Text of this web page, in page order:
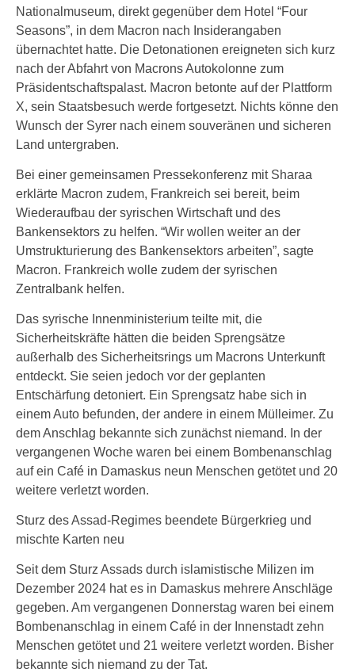
Nationalmuseum, direkt gegenüber dem Hotel “Four
Seasons”, in dem Macron nach Insiderangaben
übernachtet hatte. Die Detonationen ereigneten sich kurz
nach der Abfahrt von Macrons Autokolonne zum
Präsidentschaftspalast. Macron betonte auf der Plattform
X, sein Staatsbesuch werde fortgesetzt. Nichts könne den
Wunsch der Syrer nach einem souveränen und sicheren
Land untergraben.
Bei einer gemeinsamen Pressekonferenz mit Sharaa
erklärte Macron zudem, Frankreich sei bereit, beim
Wiederaufbau der syrischen Wirtschaft und des
Bankensektors zu helfen. “Wir wollen weiter an der
Umstrukturierung des Bankensektors arbeiten”, sagte
Macron. Frankreich wolle zudem der syrischen
Zentralbank helfen.
Das syrische Innenministerium teilte mit, die
Sicherheitskräfte hätten die beiden Sprengsätze
außerhalb des Sicherheitsrings um Macrons Unterkunft
entdeckt. Sie seien jedoch vor der geplanten
Entschärfung detoniert. Ein Sprengsatz habe sich in
einem Auto befunden, der andere in einem Mülleimer. Zu
dem Anschlag bekannte sich zunächst niemand. In der
vergangenen Woche waren bei einem Bombenanschlag
auf ein Café in Damaskus neun Menschen getötet und 20
weitere verletzt worden.
Sturz des Assad-Regimes beendete Bürgerkrieg und
mischte Karten neu
Seit dem Sturz Assads durch islamistische Milizen im
Dezember 2024 hat es in Damaskus mehrere Anschläge
gegeben. Am vergangenen Donnerstag waren bei einem
Bombenanschlag in einem Café in der Innenstadt zehn
Menschen getötet und 21 weitere verletzt worden. Bisher
bekannte sich niemand zu der Tat.